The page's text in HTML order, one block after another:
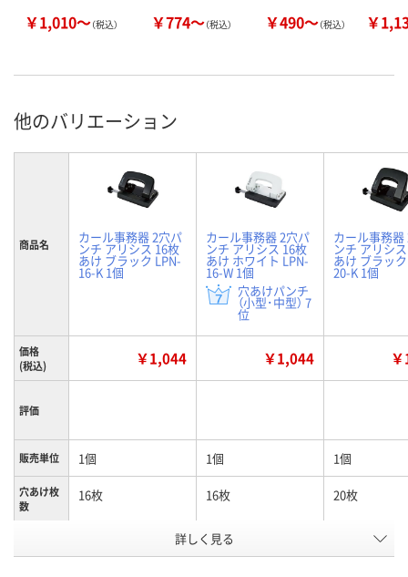
￥1,010～（税込） ￥774～（税込） ￥490～（税込） ￥
他のバリエーション
商品名 カール事務器 2穴パ
ンチ アリシス 16枚
あけ ブラック LPN-
16-K 1個
カール事務器 2穴パ
ンチ アリシス 16枚
あけ ホワイト LPN-
16-W 1個
穴あけパンチ
（小型･中型） 7
位
カール事務器
ンチ アリシ
あけ ブラッ
20-K 1個
価格
(税込)
￥1,044 ￥1,044
評価
販売単位 1個 1個 1個
穴あけ枚
数
16枚 16枚 20枚
ホワイト ブラック
詳しく見る